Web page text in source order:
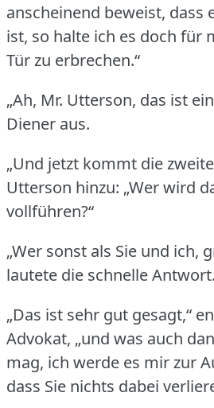
anscheinend beweist, dass
ist, so halte ich es doch für
Tür zu erbrechen.“
„Ah, Mr. Utterson, das ist
Diener aus.
„Und jetzt kommt die
Utterson hinzu: „Wer wird
vollführen?“
„Wer sonst als Sie und ich,
lautete die schnelle Antwort.
„Das ist sehr gut gesagt,“
Advokat, „und was auch
mag, ich werde es mir zur
dass Sie nichts dabei